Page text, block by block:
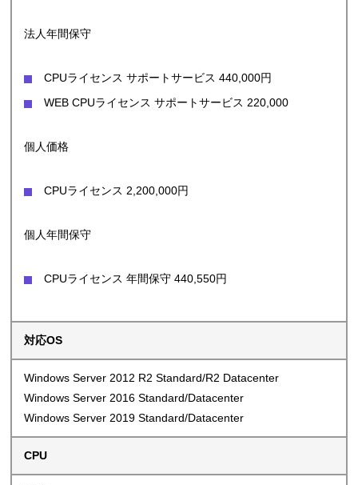
法人年間保守
CPUライセンス サポートサービス 440,000円
WEB CPUライセンス サポートサービス 220,000
個人価格
CPUライセンス 2,200,000円
個人年間保守
CPUライセンス 年間保守 440,550円
対応OS
Windows Server 2012 R2 Standard/R2 Datacenter
Windows Server 2016 Standard/Datacenter
Windows Server 2019 Standard/Datacenter
CPU